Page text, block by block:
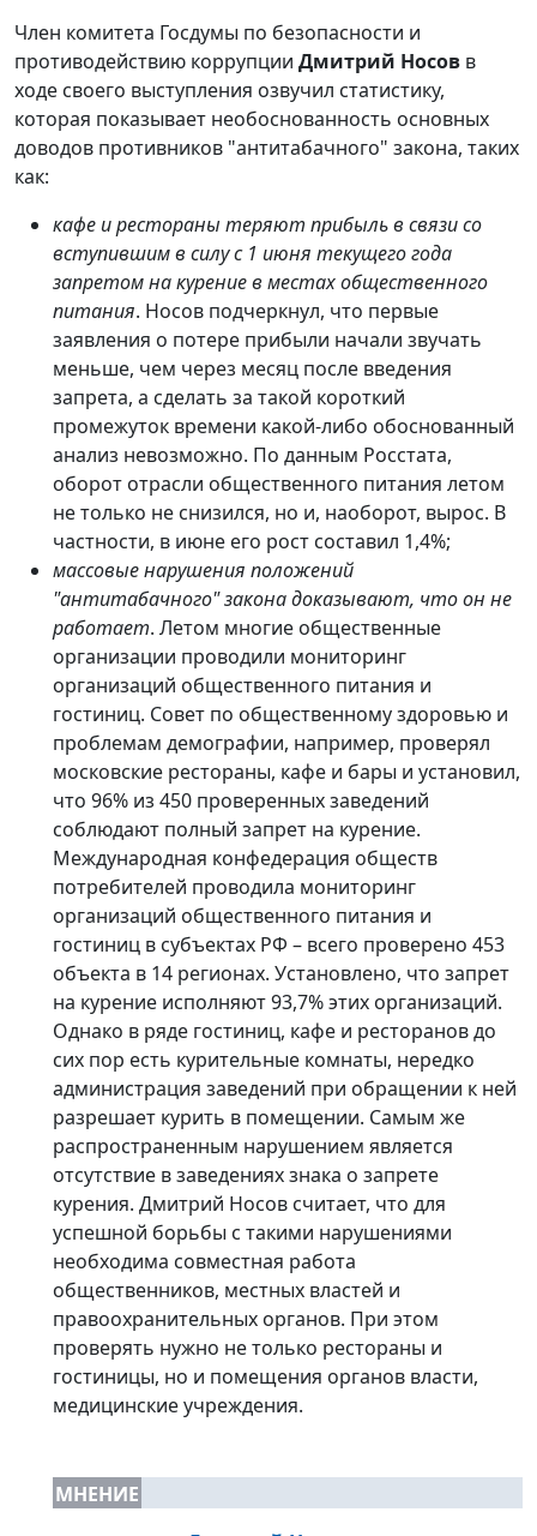
Член комитета Госдумы по безопасности и
противодействию коррупции Дмитрий Носов в
ходе своего выступления озвучил статистику,
которая показывает необоснованность основных
доводов противников "антитабачного" закона, таких
как:
кафе и рестораны теряют прибыль в связи со
вступившим в силу с 1 июня текущего года
запретом на курение в местах общественного
питания. Носов подчеркнул, что первые
заявления о потере прибыли начали звучать
меньше, чем через месяц после введения
запрета, а сделать за такой короткий
промежуток времени какой-либо обоснованный
анализ невозможно. По данным Росстата,
оборот отрасли общественного питания летом
не только не снизился, но и, наоборот, вырос. В
частности, в июне его рост составил 1,4%;
массовые нарушения положений
"антитабачного" закона доказывают, что он не
работает. Летом многие общественные
организации проводили мониторинг
организаций общественного питания и
гостиниц. Совет по общественному здоровью и
проблемам демографии, например, проверял
московские рестораны, кафе и бары и установил,
что 96% из 450 проверенных заведений
соблюдают полный запрет на курение.
Международная конфедерация обществ
потребителей проводила мониторинг
организаций общественного питания и
гостиниц в субъектах РФ – всего проверено 453
объекта в 14 регионах. Установлено, что запрет
на курение исполняют 93,7% этих организаций.
Однако в ряде гостиниц, кафе и ресторанов до
сих пор есть курительные комнаты, нередко
администрация заведений при обращении к ней
разрешает курить в помещении. Самым же
распространенным нарушением является
отсутствие в заведениях знака о запрете
курения. Дмитрий Носов считает, что для
успешной борьбы с такими нарушениями
необходима совместная работа
общественников, местных властей и
правоохранительных органов. При этом
проверять нужно не только рестораны и
гостиницы, но и помещения органов власти,
медицинские учреждения.
МНЕНИЕ